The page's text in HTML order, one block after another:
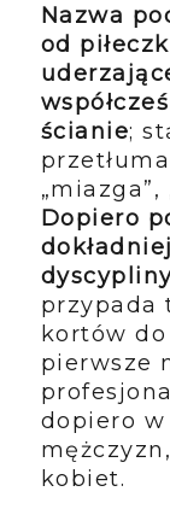
Nazwa
od
ścianie;
„miazga”,
Dopiero
przypada
kortów
pierwsze
dopiero w
kobiet.